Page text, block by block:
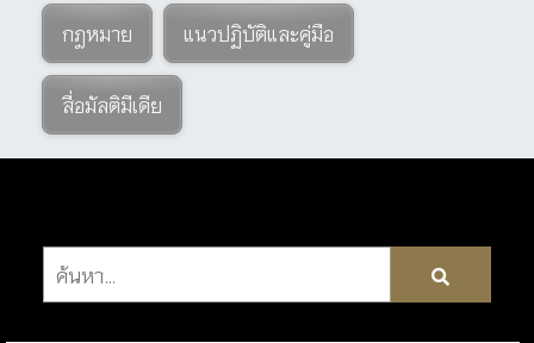
กฎหมาย แนวปฏิบัติและคู่มือ
สื่อมัลติมีเดีย